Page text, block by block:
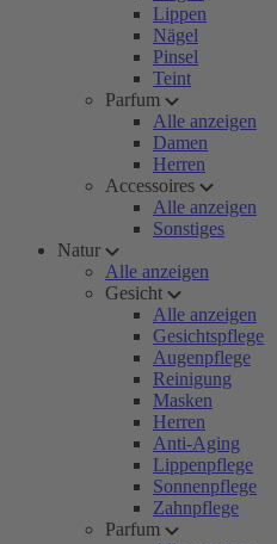
Lippen
Nägel
Pinsel
Teint
Parfum
Alle anzeigen
Damen
Herren
Accessoires
Alle anzeigen
Sonstiges
Natur
Alle anzeigen
Gesicht
Alle anzeigen
Gesichtspflege
Augenpflege
Reinigung
Masken
Herren
Anti-Aging
Lippenpflege
Sonnenpflege
Zahnpflege
Parfum